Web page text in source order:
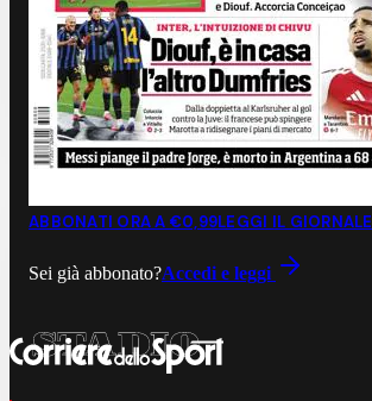
ABBONATI ORA A €0,99LEGGI IL GIORNALE
Sei già abbonato?Accedi e leggi